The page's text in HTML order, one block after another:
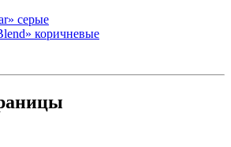
серые
коричневые